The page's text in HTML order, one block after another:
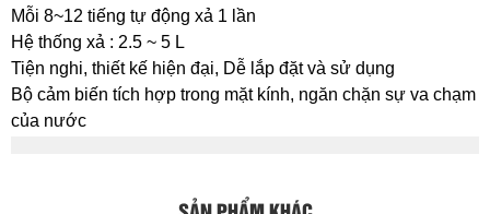
Mỗi 8~12 tiếng tự động xả 1 lần
Hệ thống xả : 2.5 ~ 5 L
Tiện nghi, thiết kế hiện đại, Dễ lắp đặt và sử dụng
Bộ cảm biến tích hợp trong mặt kính, ngăn chặn sự va chạm
của nước